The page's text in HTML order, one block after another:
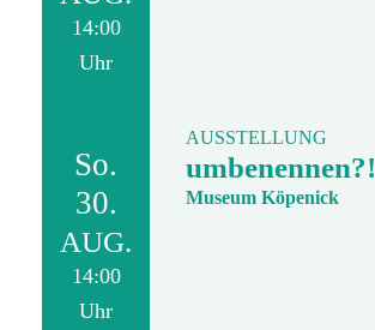
14:00
Uhr
So.
30.
AUG.
14:00
Uhr
AUSSTELLUNG
umbenennen?!
Museum Köpenick